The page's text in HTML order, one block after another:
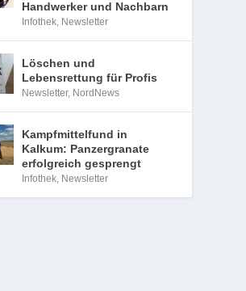
Handwerker und Nachbarn
Infothek, Newsletter
Löschen und
Lebensrettung für Profis
Newsletter, NordNews
Kampfmittelfund in
Kalkum: Panzergranate
erfolgreich gesprengt
Infothek, Newsletter